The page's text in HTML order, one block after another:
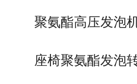
聚氨酯高压发泡
座椅聚氨酯发泡